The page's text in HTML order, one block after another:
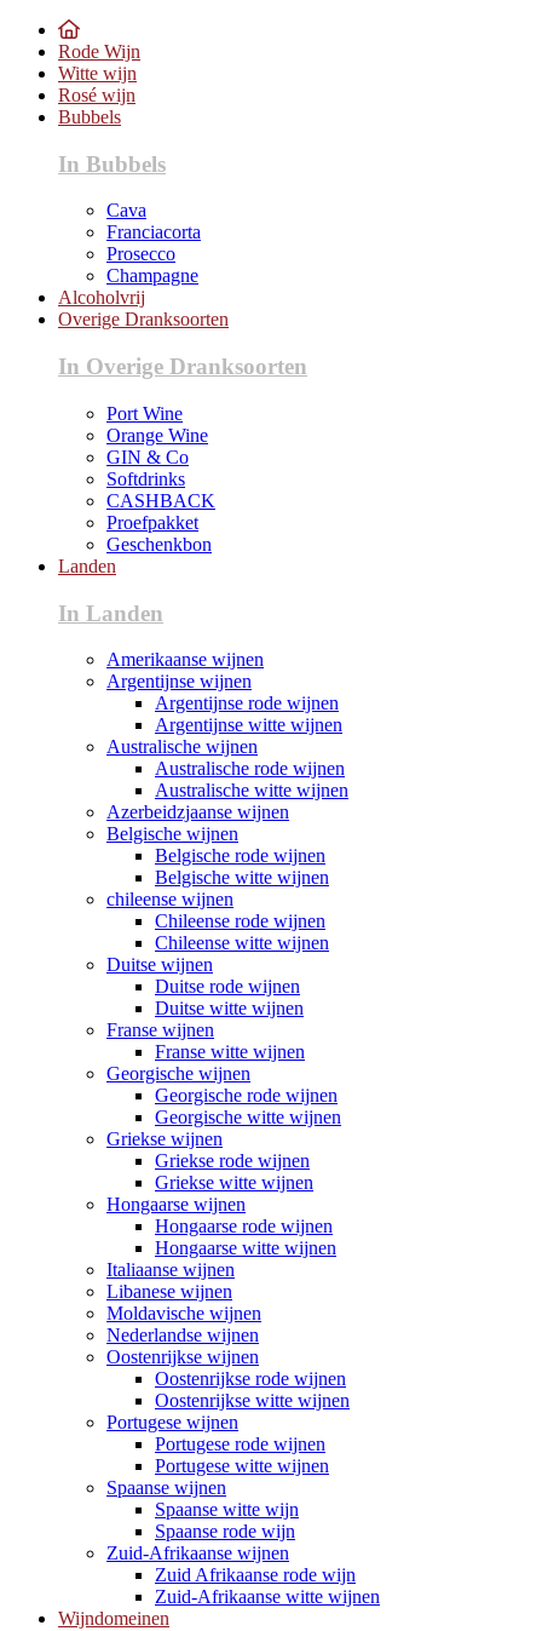
Rode Wijn
Witte wijn
Rosé wijn
Bubbels
In Bubbels
Cava
Franciacorta
Prosecco
Champagne
Alcoholvrij
Overige Dranksoorten
In Overige Dranksoorten
Port Wine
Orange Wine
GIN & Co
Softdrinks
CASHBACK
Proefpakket
Geschenkbon
Landen
In Landen
Amerikaanse wijnen
Argentijnse wijnen
Argentijnse rode wijnen
Argentijnse witte wijnen
Australische wijnen
Australische rode wijnen
Australische witte wijnen
Azerbeidzjaanse wijnen
Belgische wijnen
Belgische rode wijnen
Belgische witte wijnen
chileense wijnen
Chileense rode wijnen
Chileense witte wijnen
Duitse wijnen
Duitse rode wijnen
Duitse witte wijnen
Franse wijnen
Franse witte wijnen
Georgische wijnen
Georgische rode wijnen
Georgische witte wijnen
Griekse wijnen
Griekse rode wijnen
Griekse witte wijnen
Hongaarse wijnen
Hongaarse rode wijnen
Hongaarse witte wijnen
Italiaanse wijnen
Libanese wijnen
Moldavische wijnen
Nederlandse wijnen
Oostenrijkse wijnen
Oostenrijkse rode wijnen
Oostenrijkse witte wijnen
Portugese wijnen
Portugese rode wijnen
Portugese witte wijnen
Spaanse wijnen
Spaanse witte wijn
Spaanse rode wijn
Zuid-Afrikaanse wijnen
Zuid Afrikaanse rode wijn
Zuid-Afrikaanse witte wijnen
Wijndomeinen